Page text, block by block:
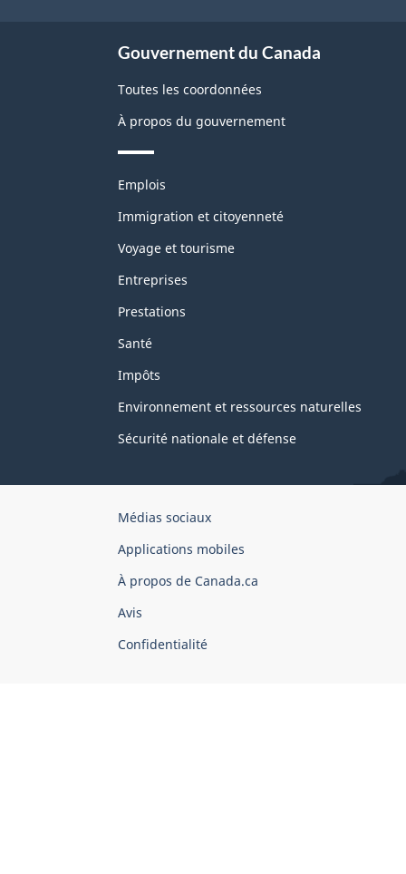
Gouvernement du Canada
Toutes les coordonnées
À propos du gouvernement
Thèmes
sujets
Emplois
Immigration et citoyenneté
Voyage et tourisme
Entreprises
Prestations
Santé
Impôts
Environnement et ressources naturelles
Sécurité nationale et défense
Organisation
gouvernement
du
Canada
Médias sociaux
Applications mobiles
À propos de Canada.ca
Avis
Confidentialité